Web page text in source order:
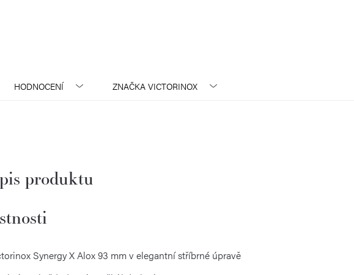
HODNOCENÍ ZNAČKA VICTORINOX
produktu
Synergy X Alox 93 mm v elegantní stříbrné úpravě